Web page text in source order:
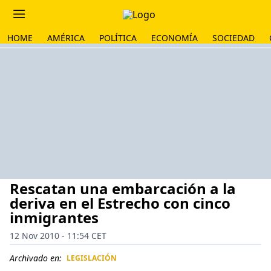
HOME AMÉRICA POLÍTICA ECONOMÍA SOCIEDAD
Rescatan una embarcación a la
deriva en el Estrecho con cinco
inmigrantes
12 Nov 2010 - 11:54 CET
Archivado en: LEGISLACIÓN